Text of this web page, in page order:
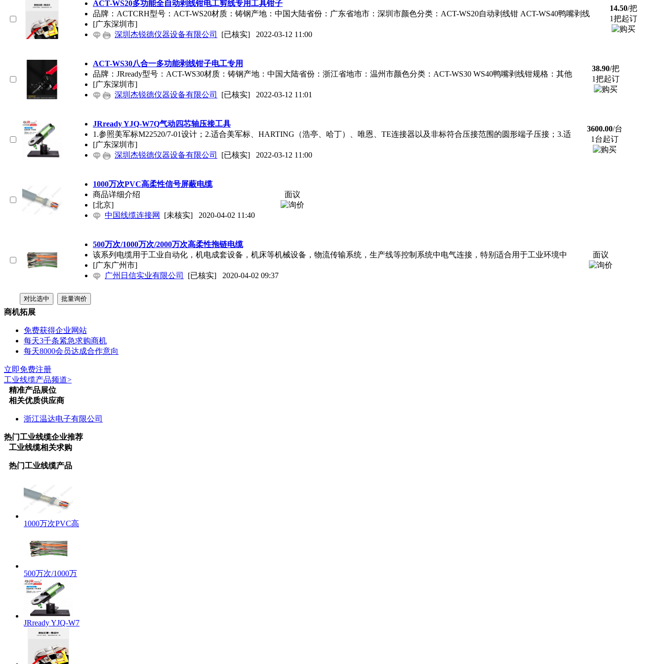
ACT-WS20多功能全自动剥线钳电工剪线专用工具钳子
品牌：ACTCRH型号：ACT-WS20材质：铸钢产地：中国大陆省份：广东省地市：深圳市颜色分类：ACT-WS20自动剥线钳 ACT-WS40鸭嘴剥线
[广东深圳市]
深圳杰锐德仪器设备有限公司
[已核实] 2022-03-12 11:00
14.50/把
1把起订
ACT-WS30八合一多功能剥线钳子电工专用
品牌：JRready型号：ACT-WS30材质：铸钢产地：中国大陆省份：浙江省地市：温州市颜色分类：ACT-WS30 WS40鸭嘴剥线钳规格：其他
[广东深圳市]
深圳杰锐德仪器设备有限公司
[已核实] 2022-03-12 11:01
38.90/把
1把起订
JRready YJQ-W7Q气动四芯轴压接工具
1.参照美军标M22520/7-01设计；2.适合美军标、HARTING（浩亭、哈丁）、唯恩、TE连接器以及非标符合压接范围的圆形端子压接；3.适
[广东深圳市]
深圳杰锐德仪器设备有限公司
[已核实] 2022-03-12 11:00
3600.00/台
1台起订
1000万次PVC高柔性信号屏蔽电缆
商品详细介绍
[北京]
中国线缆连接网
[未核实] 2020-04-02 11:40
面议
500万次/1000万次/2000万次高柔性拖链电缆
该系列电缆用于工业自动化，机电成套设备，机床等机械设备，物流传输系统，生产线等控制系统中电气连接，特别适合用于工业环境中
[广东广州市]
广州日信实业有限公司
[已核实] 2020-04-02 09:37
面议
商机拓展
免费获得企业网站
每天3千条紧急求购商机
每天8000会员达成合作意向
立即免费注册
工业线缆产品频道>
精准产品展位
相关优质供应商
浙江温达电子有限公司
热门工业线缆企业推荐
工业线缆相关求购
热门工业线缆产品
1000万次PVC高
500万次/1000万
JRready YJQ-W7